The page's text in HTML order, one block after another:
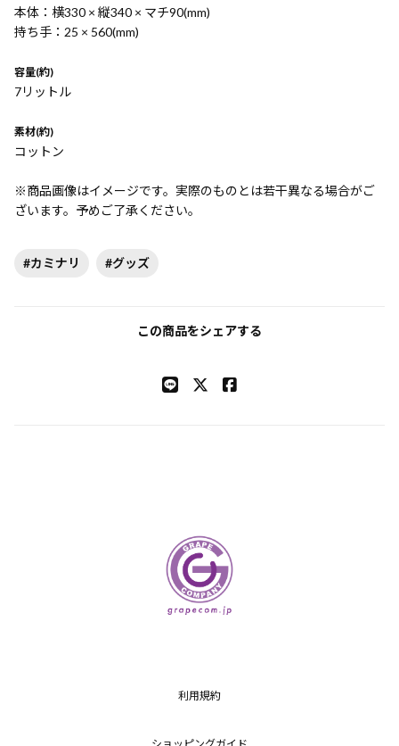
本体：横330 × 縦340 × マチ90(mm)
持ち手：25 × 560(mm)
容量(約)
7リットル
素材(約)
コットン
※商品画像はイメージです。実際のものとは若干異なる場合がご
ざいます。予めご了承ください。
#カミナリ #グッズ
この商品をシェアする
利用規約